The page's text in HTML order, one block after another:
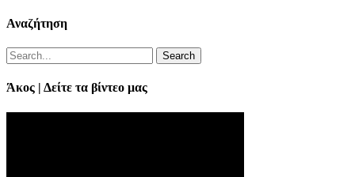
Αναζήτηση
Search
Άκος | Δείτε τα βίντεο μας